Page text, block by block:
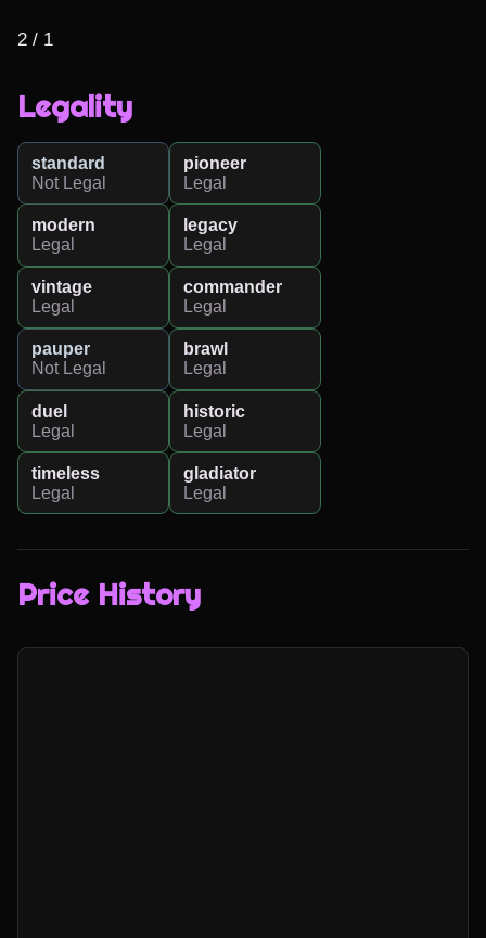
2 / 1
Legality
standard
Not Legal
pioneer
Legal
modern
Legal
legacy
Legal
vintage
Legal
commander
Legal
pauper
Not Legal
brawl
Legal
duel
Legal
historic
Legal
timeless
Legal
gladiator
Legal
Price History